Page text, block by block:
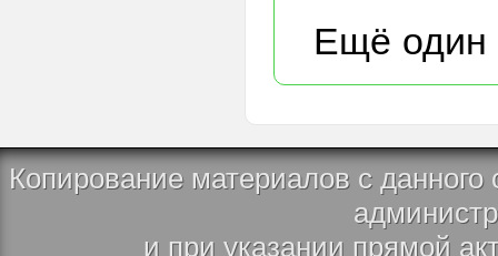
Ещё один
Копирование материалов с
и при указании прямой